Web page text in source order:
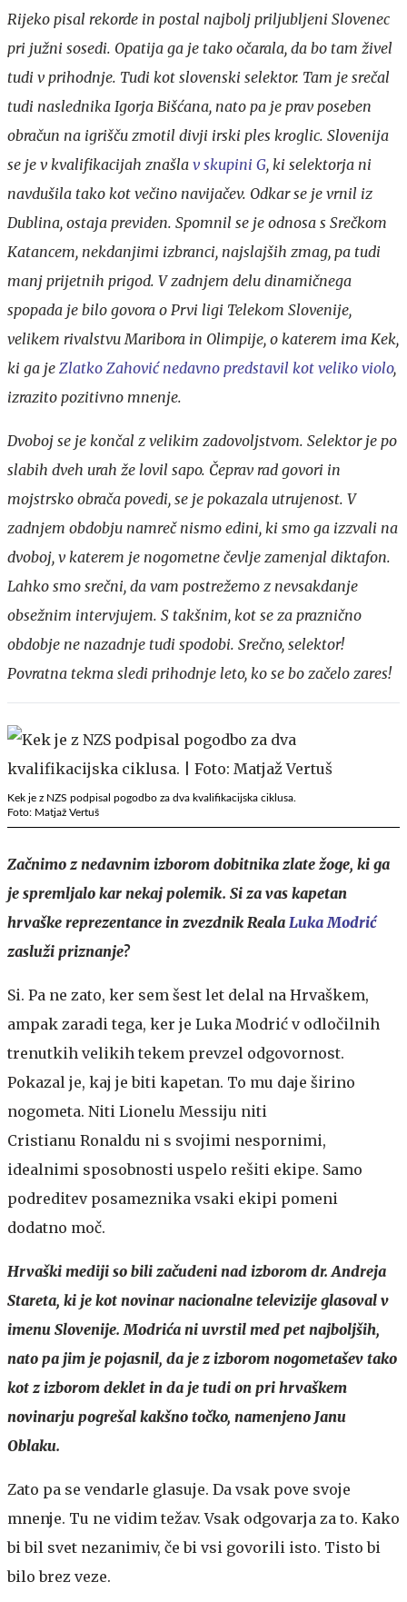
Rijeko pisal rekorde in postal najbolj priljubljeni Slovenec
pri južni sosedi. Opatija ga je tako očarala, da bo tam živel
tudi v prihodnje. Tudi kot slovenski selektor. Tam je srečal
tudi naslednika Igorja Bišćana, nato pa je prav poseben
obračun na igrišču zmotil divji irski ples kroglic. Slovenija
se je v kvalifikacijah znašla v skupini G, ki selektorja ni
navdušila tako kot večino navijačev. Odkar se je vrnil iz
Dublina, ostaja previden. Spomnil se je odnosa s Srečkom
Katancem, nekdanjimi izbranci, najslajših zmag, pa tudi
manj prijetnih prigod. V zadnjem delu dinamičnega
spopada je bilo govora o Prvi ligi Telekom Slovenije,
velikem rivalstvu Maribora in Olimpije, o katerem ima Kek,
ki ga je Zlatko Zahović nedavno predstavil kot veliko violo,
izrazito pozitivno mnenje.
Dvoboj se je končal z velikim zadovoljstvom. Selektor je po
slabih dveh urah že lovil sapo. Čeprav rad govori in
mojstrsko obrača povedi, se je pokazala utrujenost. V
zadnjem obdobju namreč nismo edini, ki smo ga izzvali na
dvoboj, v katerem je nogometne čevlje zamenjal diktafon.
Lahko smo srečni, da vam postrežemo z nevsakdanje
obsežnim intervjujem. S takšnim, kot se za praznično
obdobje ne nazadnje tudi spodobi. Srečno, selektor!
Povratna tekma sledi prihodnje leto, ko se bo začelo zares!
Kek je z NZS podpisal pogodbo za dva kvalifikacijska ciklusa.
Foto: Matjaž Vertuš
Začnimo z nedavnim izborom dobitnika zlate žoge, ki ga
je spremljalo kar nekaj polemik. Si za vas kapetan
hrvaške reprezentance in zvezdnik Reala Luka Modrić
zasluži priznanje?
Si. Pa ne zato, ker sem šest let delal na Hrvaškem,
ampak zaradi tega, ker je Luka Modrić v odločilnih
trenutkih velikih tekem prevzel odgovornost.
Pokazal je, kaj je biti kapetan. To mu daje širino
nogometa. Niti Lionelu Messiju niti
Cristianu Ronaldu ni s svojimi nespornimi,
idealnimi sposobnosti uspelo rešiti ekipe. Samo
podreditev posameznika vsaki ekipi pomeni
dodatno moč.
Hrvaški mediji so bili začudeni nad izborom dr. Andreja
Stareta, ki je kot novinar nacionalne televizije glasoval v
imenu Slovenije. Modrića ni uvrstil med pet najboljših,
nato pa jim je pojasnil, da je z izborom nogometašev tako
kot z izborom deklet in da je tudi on pri hrvaškem
novinarju pogrešal kakšno točko, namenjeno Janu
Oblaku.
Zato pa se vendarle glasuje. Da vsak pove svoje
mnenje. Tu ne vidim težav. Vsak odgovarja za to. Kako
bi bil svet nezanimiv, če bi vsi govorili isto. Tisto bi
bilo brez veze.